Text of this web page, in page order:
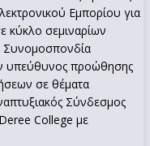
Εμπορίου για
κύκλο σεμιναρίων
Συνομοσπονδία
υπεύθυνος προώθησης
σε θέματα
Σύνδεσμος
College με